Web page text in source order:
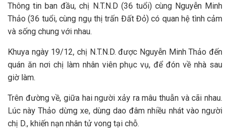
Thông tin ban đầu, chị N.T.N.D (36 tuổi) cùng Nguyễn Minh
Thảo (36 tuổi, cùng ngụ thị trấn Đất Đỏ) có quan hệ tình cảm
và sống chung với nhau.
Khuya ngày 19/12, chị N.T.N.D. được Nguyễn Minh Thảo đến
quán ăn nơi chị làm nhân viên phục vụ, để đón về nhà sau
giờ làm.
Trên đường về, giữa hai người xảy ra mâu thuẫn và cãi nhau.
Lúc này Thảo dừng xe, dùng dao đâm nhiều nhát vào người
chị D., khiến nạn nhân tử vong tại chỗ.